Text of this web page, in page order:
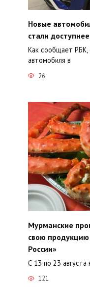
Новые
стали доступнее
Как сообщает РБК,
автомобиля в
26
Мурманские
свою
России»
С 13 по 23 августа
121